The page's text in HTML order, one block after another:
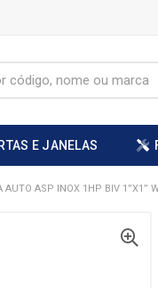
E JANELAS
AUTO ASP INOX 1HP BIV 1”X1”